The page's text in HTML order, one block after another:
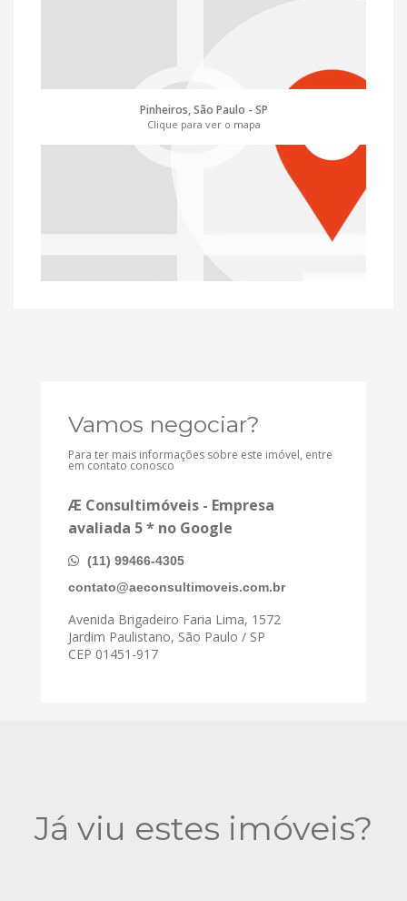
Pinheiros, São Paulo - SP
Clique para ver o mapa
Vamos negociar?
Para ter mais informações sobre este imóvel, entre
em contato conosco
Æ Consultimóveis - Empresa
avaliada 5 * no Google
(11) 99466-4305
contato@aeconsultimoveis.com.br
Avenida Brigadeiro Faria Lima, 1572
Jardim Paulistano, São Paulo / SP
CEP 01451-917
Já viu estes imóveis?